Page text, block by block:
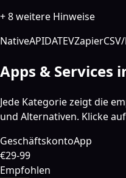
+ 8 weitere Hinweise
NativeAPIDATEVZapier
Apps & Services
Jede Kategorie zeigt die
und Alternativen. Klicke
GeschäftskontoApp
€29-99
Empfohlen